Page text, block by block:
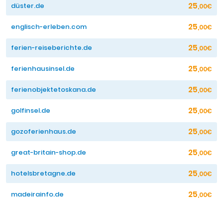
düster.de 25,00€
englisch-erleben.com 25,00€
ferien-reiseberichte.de 25,00€
ferienhausinsel.de 25,00€
ferienobjektetoskana.de 25,00€
golfinsel.de 25,00€
gozoferienhaus.de 25,00€
great-britain-shop.de 25,00€
hotelsbretagne.de 25,00€
madeirainfo.de 25,00€